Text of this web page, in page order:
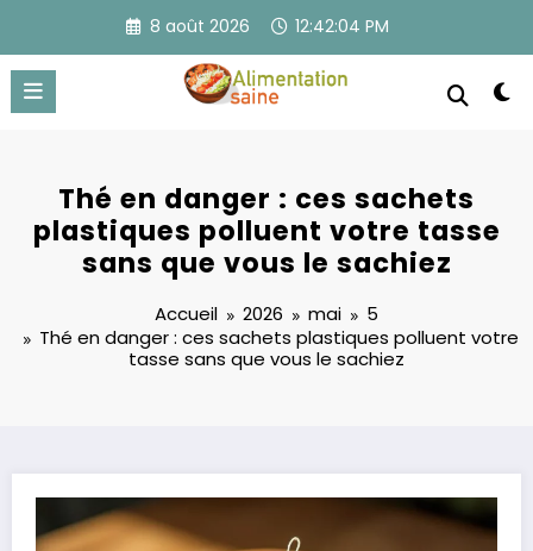
contenu
8 août 2026 12:42:04 PM
Thé en danger : ces sachets
plastiques polluent votre tasse
sans que vous le sachiez
Accueil 2026 mai
5
Thé en danger : ces sachets plastiques polluent votre
tasse sans que vous le sachiez